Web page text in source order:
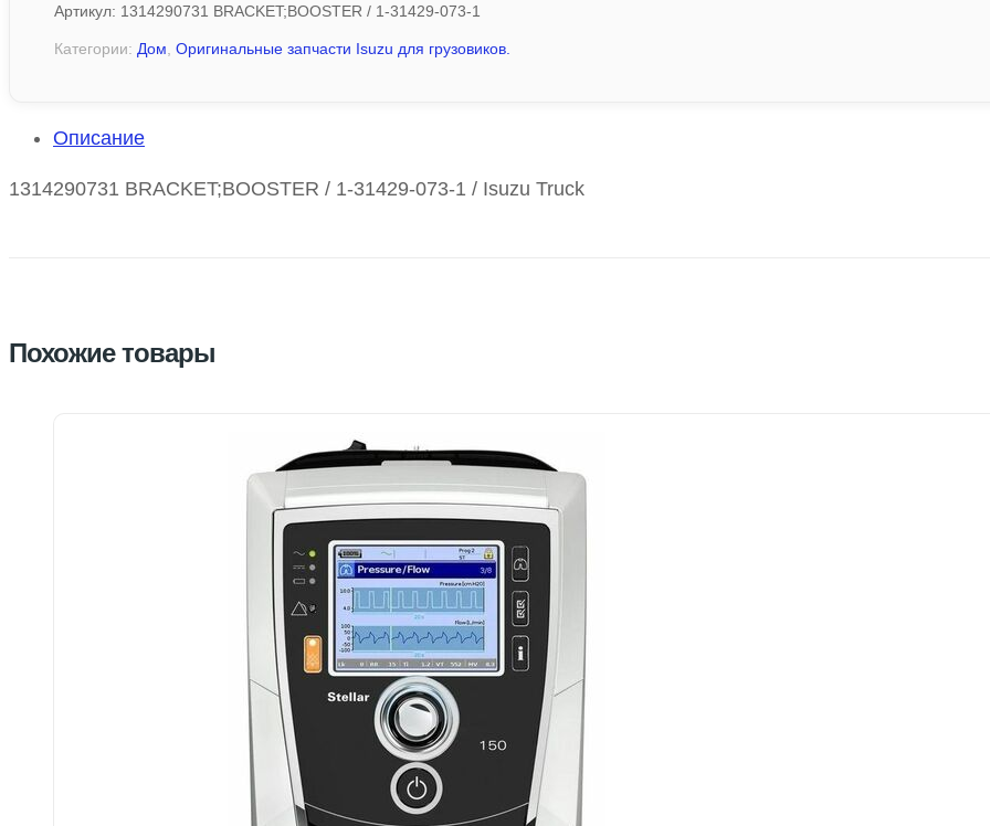
Артикул: 1314290731 BRACKET;BOOSTER / 1-31429-073-1
Категории: Дом, Оригинальные запчасти Isuzu для грузовиков.
Описание
1314290731 BRACKET;BOOSTER / 1-31429-073-1 / Isuzu Truck
Похожие товары